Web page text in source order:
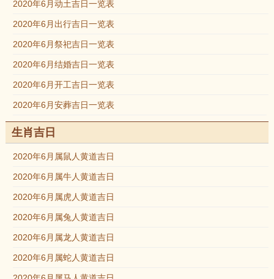
2020年6月动土吉日一览表
2020年6月出行吉日一览表
2020年6月祭祀吉日一览表
2020年6月结婚吉日一览表
2020年6月开工吉日一览表
2020年6月安葬吉日一览表
生肖吉日
2020年6月属鼠人黄道吉日
2020年6月属牛人黄道吉日
2020年6月属虎人黄道吉日
2020年6月属兔人黄道吉日
2020年6月属龙人黄道吉日
2020年6月属蛇人黄道吉日